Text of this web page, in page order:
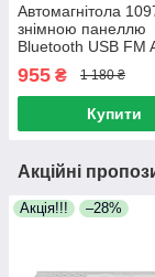
Автомагнітола
знімною панеллю
Bluetooth USB FM
дин стандартна
флешка радіо
955 ₴ 1 180 ₴
Купити
Акційні
Акція!!! –28%